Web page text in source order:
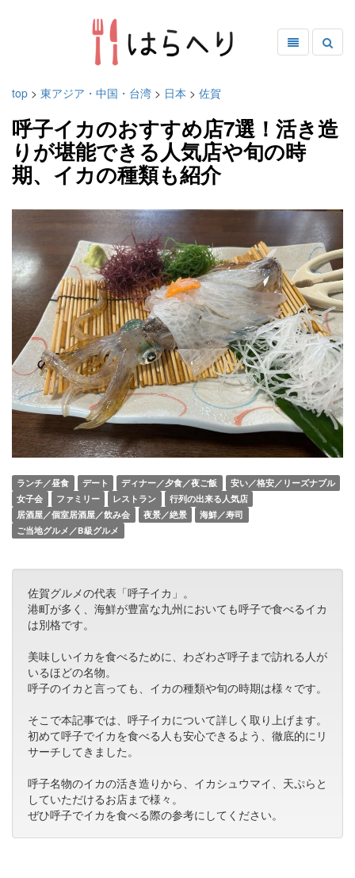
top > 東アジア・中国・台湾 > 日本 > 佐賀
呼子イカのおすすめ店7選！活き造
りが堪能できる人気店や旬の時
期、イカの種類も紹介
ランチ／昼食 デート ディナー／夕食／夜ご飯
安い／格安／リーズナブル
女子会
ファミリー レストラン
行列の出来る人気店
居酒屋／個室居酒屋／飲み会
夜景／絶景
海鮮／寿司
ご当地グルメ／B級グルメ
佐賀グルメの代表「呼子イカ」。
港町が多く、海鮮が豊富な九州においても呼子で食べるイカ
は別格です。
美味しいイカを食べるために、わざわざ呼子まで訪れる人が
いるほどの名物。
呼子のイカと言っても、イカの種類や旬の時期は様々です。
そこで本記事では、呼子イカについて詳しく取り上げます。
初めて呼子でイカを食べる人も安心できるよう、徹底的にリ
サーチしてきました。
呼子名物のイカの活き造りから、イカシュウマイ、天ぷらと
していただけるお店まで様々。
ぜひ呼子でイカを食べる際の参考にしてください。